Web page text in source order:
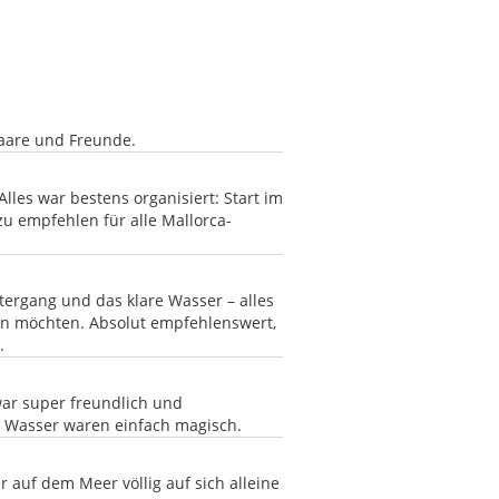
und Freunde.
war bestens organisiert: Start im
empfehlen für alle Mallorca-
und das klare Wasser – alles
möchten. Absolut empfehlenswert,
super freundlich und
waren einfach magisch.
auf dem Meer völlig auf sich alleine